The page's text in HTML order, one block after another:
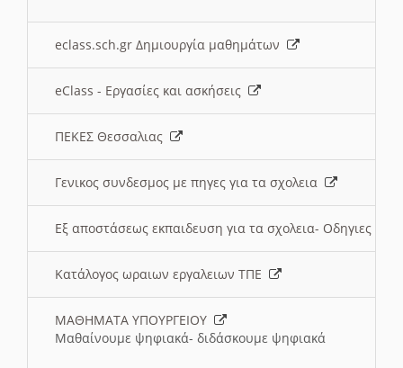
eclass.sch.gr Δημιουργία μαθημάτων
eClass - Εργασίες και ασκήσεις
ΠΕΚΕΣ Θεσσαλιας
Γενικος συνδεσμος με πηγες για τα σχολεια
Εξ αποστάσεως εκπαιδευση για τα σχολεια- Οδηγιες
Κατάλογος ωραιων εργαλειων ΤΠΕ
ΜΑΘΗΜΑΤΑ ΥΠΟΥΡΓΕΙΟΥ
Μαθαίνουμε ψηφιακά- διδάσκουμε ψηφιακά